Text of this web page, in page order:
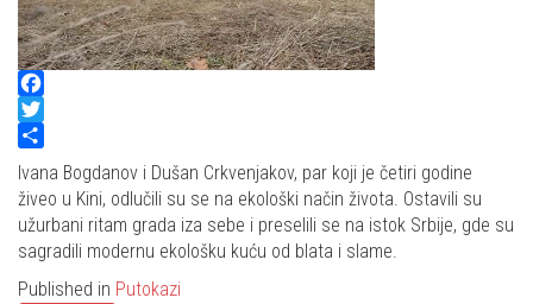
Facebook
Twitter
Share
Ivana Bogdanov i Dušan Crkvenjakov, par koji je četiri godine
živeo u Kini, odlučili su se na ekološki način života. Ostavili su
užurbani ritam grada iza sebe i preselili se na istok Srbije, gde su
sagradili modernu ekološku kuću od blata i slame.
Published in Putokazi